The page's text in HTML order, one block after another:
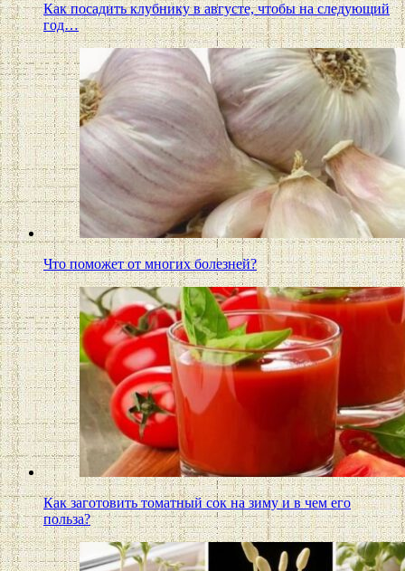
Как посадить клубнику в августе, чтобы на следующий
год…
Что поможет от многих болезней?
Как заготовить томатный сок на зиму и в чем его
польза?